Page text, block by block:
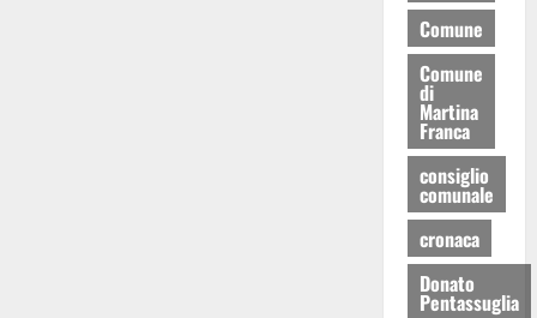
Comune
Comune
di
Martina
Franca
consiglio
comunale
cronaca
Donato
Pentassuglia